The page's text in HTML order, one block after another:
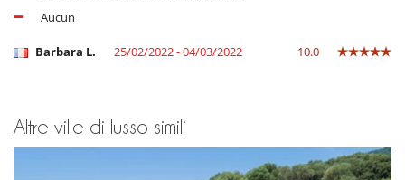
Aucun
Barbara L. 25/02/2022 - 04/03/2022 10.0
Altre ville di lusso simili